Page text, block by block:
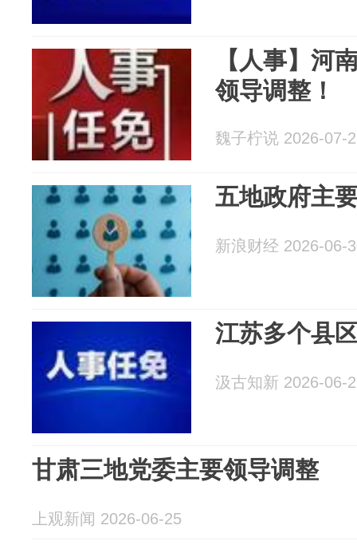
【人事】河
领导调整！
魏子柠说 2026-07-
五地政府主
新浪财经 2026-06-
江苏多个县
汲古知新 2026-06-
甘肃三地党委主要领导调整
上观新闻 2026-06-25